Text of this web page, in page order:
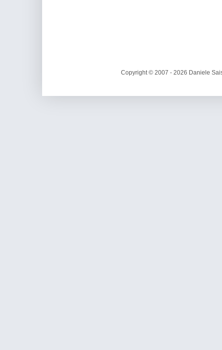
Copyright © 2007 - 2026 Daniele